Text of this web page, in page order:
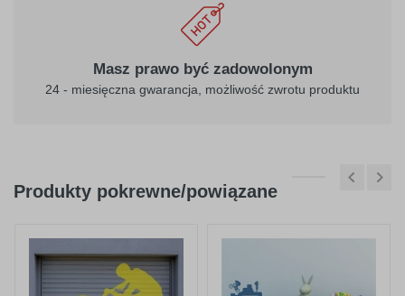
ciemny
fioletowy
różowy
404
045
Masz prawo być zadowolonym
24 - miesięczna gwarancja, możliwość zwrotu produktu
Produkty pokrewne/powiązane